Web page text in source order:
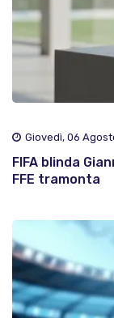
Giovedì, 06
FIFA blinda
FFE tramonta